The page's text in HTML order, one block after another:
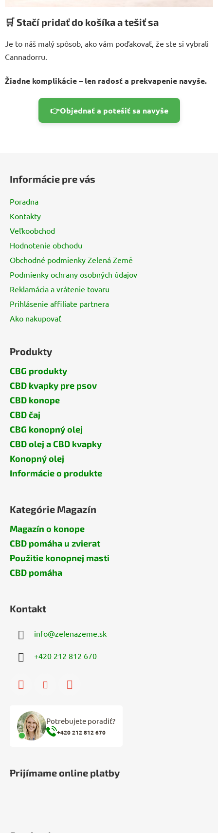
🛒Stačí pridať do košíka a tešiť sa
Je to náš malý spôsob, ako vám poďakovať, že ste si vybrali
Cannadorru.
Žiadne komplikácie – len radosť a prekvapenie navyše.
👉Objednať a potešiť sa navyše
Informácie pre vás
Poradna
Kontakty
Veľkoobchod
Hodnotenie obchodu
Obchodné podmienky Zelená Země
Podmienky ochrany osobných údajov
Reklamácia a vrátenie tovaru
Prihlásenie affiliate partnera
Ako nakupovať
Produkty
CBG produkty
CBD kvapky pre psov
CBD konope
CBD čaj
CBG konopný olej
CBD olej a CBD kvapky
Konopný olej
Informácie o produkte
Kategórie Magazín
Magazín o konope
CBD pomáha u zvierat
Použitie konopnej masti
CBD pomáha
Kontakt
info@zelenazeme.sk
+420 212 812 670
Potrebujete poradiť?
+420 212 812 670
Prijímame online platby